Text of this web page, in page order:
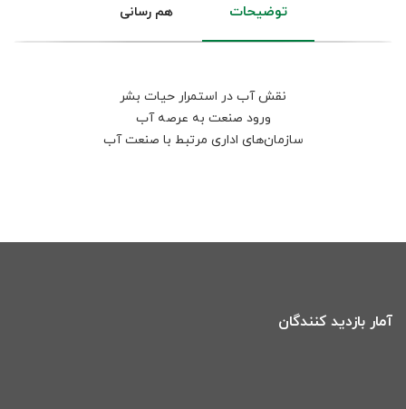
توضیحات هم رسانی
نقش آب در استمرار حیات بشر
ورود صنعت به عرصه آب
سازمان‌های اداری مرتبط با صنعت آب
آمار بازدید کنندگان